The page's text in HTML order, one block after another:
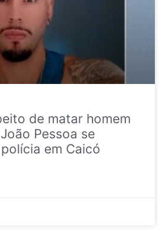
de matar homem
Pessoa se
em Caicó